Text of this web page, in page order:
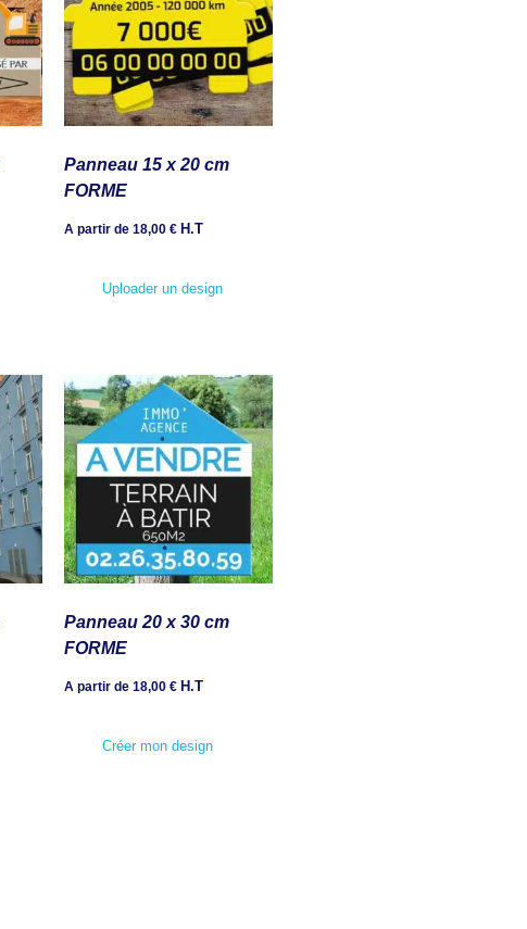
Panneau 15 x 20 cm
FORME
A partir de 18,00 € H.T
Uploader un design
Panneau 20 x 30 cm
FORME
A partir de 18,00 € H.T
Créer mon design